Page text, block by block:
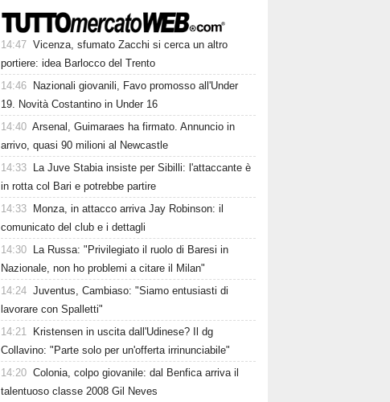
14:47 Vicenza, sfumato Zacchi si cerca un altro
portiere: idea Barlocco del Trento
14:46
Nazionali giovanili, Favo promosso all'Under
19. Novità Costantino in Under 16
14:40 Arsenal, Guimaraes ha firmato. Annuncio in
arrivo, quasi 90 milioni al Newcastle
14:33
La Juve Stabia insiste per Sibilli: l'attaccante è
in rotta col Bari e potrebbe partire
14:33
Monza, in attacco arriva Jay Robinson: il
comunicato del club e i dettagli
14:30
La Russa: "Privilegiato il ruolo di Baresi in
Nazionale, non ho problemi a citare il Milan"
14:24 Juventus, Cambiaso: "Siamo entusiasti di
lavorare con Spalletti"
14:21
Kristensen in uscita dall'Udinese? Il dg
Collavino: "Parte solo per un'offerta irrinunciabile"
14:20 Colonia, colpo giovanile: dal Benfica arriva il
talentuoso classe 2008 Gil Neves